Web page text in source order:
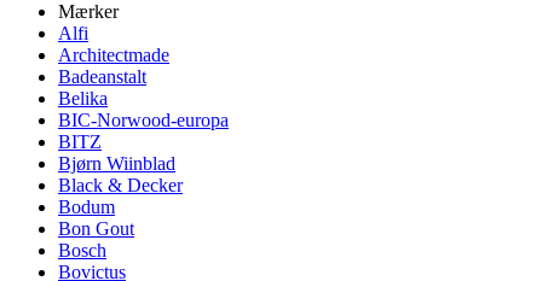
Mærker
Alfi
Architectmade
Badeanstalt
Belika
BIC-Norwood-europa
BITZ
Bjørn Wiinblad
Black & Decker
Bodum
Bon Gout
Bosch
Bovictus